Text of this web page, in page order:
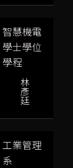
智慧機電
學士學位
學程
林
彥
廷
工業管理
系